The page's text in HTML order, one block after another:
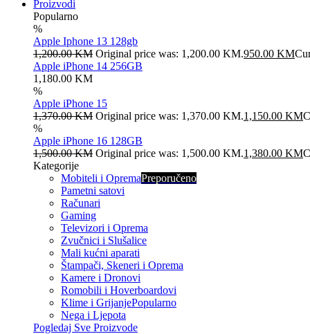
Proizvodi
Popularno
%
Apple Iphone 13 128gb
1,200.00KM Original price was: 1,200.00 KM.950.00 KM
Apple iPhone 14 256GB
1,180.00 KM
%
Apple iPhone 15
1,370.00KM Original price was: 1,370.00 KM.1,150.00 KM
%
Apple iPhone 16 128GB
1,500.00KM Original price was: 1,500.00 KM.1,380.00 KM
Kategorije
Mobiteli i OpremaPreporučeno
Pametni satovi
Računari
Gaming
Televizori i Oprema
Zvučnici i Slušalice
Mali kućni aparati
Štampači, Skeneri i Oprema
Kamere i Dronovi
Romobili i Hoverboardovi
Klime i GrijanjePopularno
Nega i Ljepota
Pogledaj Sve Proizvode